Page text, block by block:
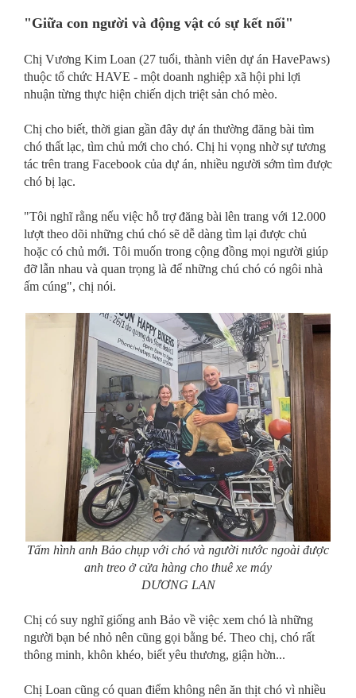
"Giữa con người và động vật có sự kết nối"
Chị Vương Kim Loan (27 tuổi, thành viên dự án HavePaws)
thuộc tổ chức HAVE - một doanh nghiệp xã hội phi lợi
nhuận từng thực hiện chiến dịch triệt sản chó mèo.
Chị cho biết, thời gian gần đây dự án thường đăng bài tìm
chó thất lạc, tìm chủ mới cho chó. Chị hi vọng nhờ sự tương
tác trên trang Facebook của dự án, nhiều người sớm tìm được
chó bị lạc.
"Tôi nghĩ rằng nếu việc hỗ trợ đăng bài lên trang với 12.000
lượt theo dõi những chú chó sẽ dễ dàng tìm lại được chủ
hoặc có chủ mới. Tôi muốn trong cộng đồng mọi người giúp
đỡ lẫn nhau và quan trọng là để những chú chó có ngôi nhà
ấm cúng", chị nói.
Tấm hình anh Bảo chụp với chó và người nước ngoài được
anh treo ở cửa hàng cho thuê xe máy
DƯƠNG LAN
Chị có suy nghĩ giống anh Bảo về việc xem chó là những
người bạn bé nhỏ nên cũng gọi bằng bé. Theo chị, chó rất
thông minh, khôn khéo, biết yêu thương, giận hờn...
Chị Loan cũng có quan điểm không nên ăn thịt chó vì nhiều